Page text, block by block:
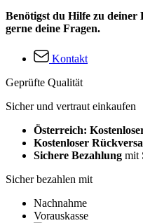
Benötigst du Hilfe zu deiner
gerne deine Fragen.
Kontakt
Geprüfte Qualität
Sicher und vertraut einkaufen
Österreich:
Kostenloser
Sichere Bezahlung mit
Sicher bezahlen mit
Nachnahme
Vorauskasse